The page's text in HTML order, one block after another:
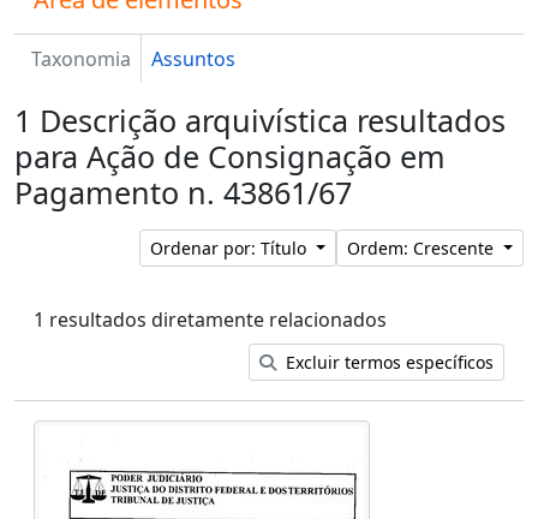
Taxonomia Assuntos
1 Descrição arquivística resultados
para Ação de Consignação em
Pagamento n. 43861/67
Ordenar por: Título Ordem: Crescente
1 resultados diretamente relacionados
Excluir termos específicos